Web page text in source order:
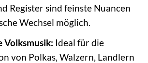
Register sind feinste Nuancen
Wechsel möglich.
Volksmusik: Ideal für die
von Polkas, Walzern, Landlern